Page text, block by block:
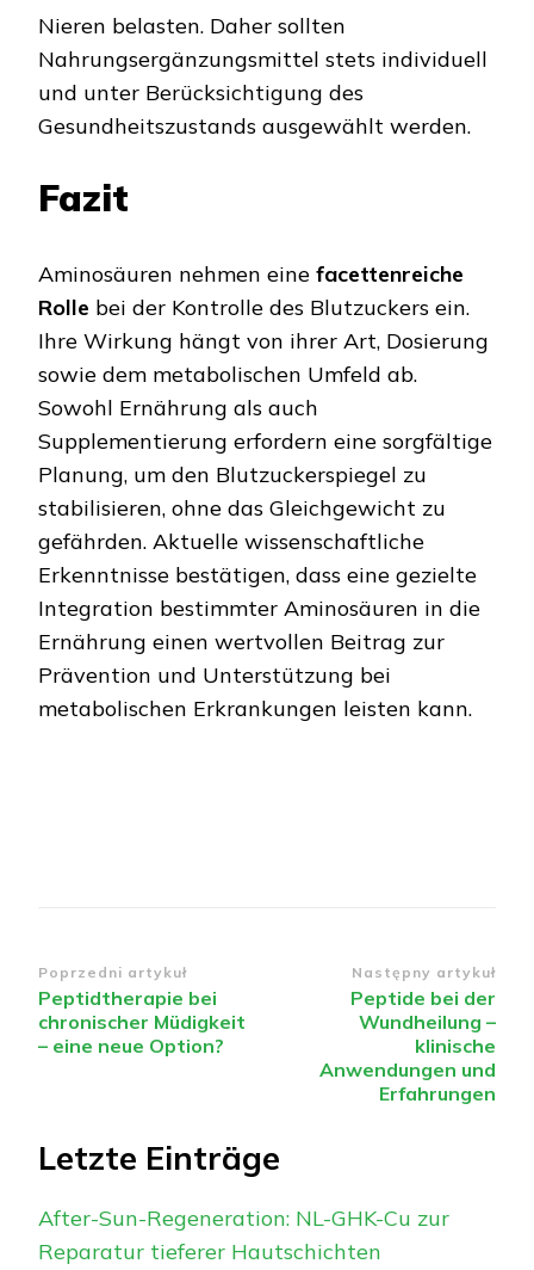
Nieren belasten. Daher sollten
Nahrungsergänzungsmittel stets individuell
und unter Berücksichtigung des
Gesundheitszustands ausgewählt werden.
Fazit
Aminosäuren nehmen eine facettenreiche
Rolle bei der Kontrolle des Blutzuckers ein.
Ihre Wirkung hängt von ihrer Art, Dosierung
sowie dem metabolischen Umfeld ab.
Sowohl Ernährung als auch
Supplementierung erfordern eine sorgfältige
Planung, um den Blutzuckerspiegel zu
stabilisieren, ohne das Gleichgewicht zu
gefährden. Aktuelle wissenschaftliche
Erkenntnisse bestätigen, dass eine gezielte
Integration bestimmter Aminosäuren in die
Ernährung einen wertvollen Beitrag zur
Prävention und Unterstützung bei
metabolischen Erkrankungen leisten kann.
Nawigacja
wpisu
Poprzedni artykuł
Peptidtherapie bei
chronischer Müdigkeit
– eine neue Option?
Następny artykuł
Peptide bei der
Wundheilung –
klinische
Anwendungen und
Erfahrungen
Letzte Einträge
After-Sun-Regeneration: NL-GHK-Cu zur
Reparatur tieferer Hautschichten